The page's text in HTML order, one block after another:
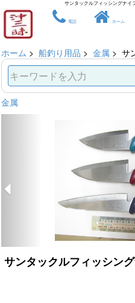
サンタックルフィッシングナイ
電話 ホーム
ホーム > 船釣り用品 > 金属 > サ
金属
サンタックルフィッシン